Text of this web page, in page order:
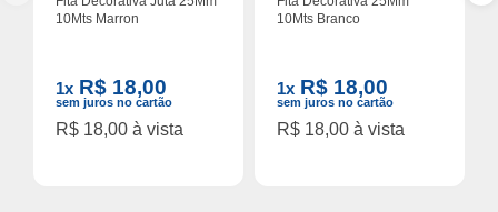
10Mts Marron
1x R$ 18,00
sem juros no cartão
R$ 18,00 à vista
10Mts Branco
1x R$ 18,00
sem juros no cartão
R$ 18,00 à vista